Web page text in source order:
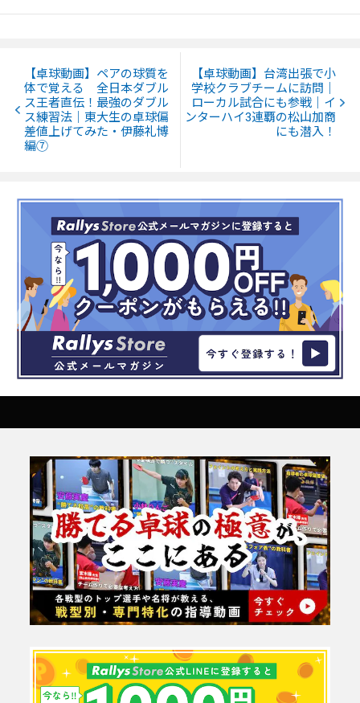
【卓球動画】ペアの球質を
体で覚える 全日本ダブル
ス王者直伝！最強のダブル
ス練習法｜東大生の卓球偏
差値上げてみた・伊藤礼博
編⑦
【卓球動画】台湾出張で小
学校クラブチームに訪問｜
ローカル試合にも参戦｜イ
ンターハイ3連覇の松山加商
にも潜入！